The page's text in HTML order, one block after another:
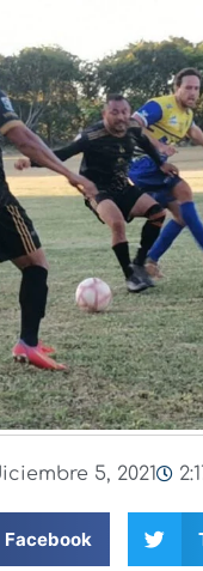
5, 2021
Facebook